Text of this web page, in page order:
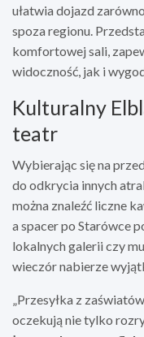
ułatwia dojazd
spoza regionu.
komfortowej sali,
widoczność, jak i
Kulturalny
teatr
Wybierając się na
do odkrycia innych
można znaleźć liczne
a spacer po Starówce
lokalnych galerii czy
wieczór nabierze
„Przesyłka z
oczekują nie tylko